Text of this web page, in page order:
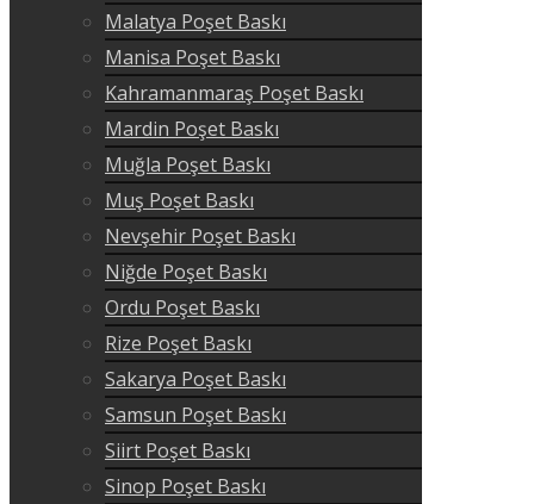
Malatya Poşet Baskı
Manisa Poşet Baskı
Kahramanmaraş Poşet Baskı
Mardin Poşet Baskı
Muğla Poşet Baskı
Muş Poşet Baskı
Nevşehir Poşet Baskı
Niğde Poşet Baskı
Ordu Poşet Baskı
Rize Poşet Baskı
Sakarya Poşet Baskı
Samsun Poşet Baskı
Siirt Poşet Baskı
Sinop Poşet Baskı